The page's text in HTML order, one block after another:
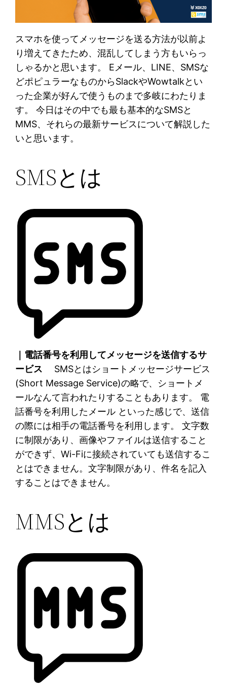
スマホを使ってメッセージを送る方法が以前よ
り増えてきたため、混乱してしまう方もいらっ
しゃるかと思います。 Eメール、LINE、SMSな
どポピュラーなものからSlackやWowtalkとい
った企業が好んで使うものまで多岐にわたりま
す。 今日はその中でも最も基本的なSMSと
MMS、それらの最新サービスについて解説した
いと思います。
SMSとは
｜電話番号を利用してメッセージを送信するサ
ービス SMSとはショートメッセージサービス
(Short Message Service)の略で、ショートメ
ールなんて言われたりすることもあります。 電
話番号を利用したメール といった感じで、送信
の際には相手の電話番号を利用します。 文字数
に制限があり、画像やファイルは送信すること
ができず、Wi-Fiに接続されていても送信するこ
とはできません。文字制限があり、件名を記入
することはできません。
MMSとは